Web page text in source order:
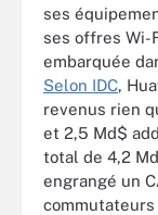
ses
ses offres Wi-
embarquée
Selon IDC,
revenus rien
et 2,5 Md$
total de 4,2
engrangé un